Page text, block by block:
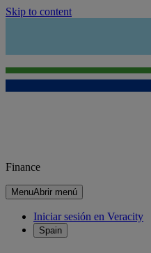
Skip to content
Finance
MenuAbrir menú
Iniciar sesión en Veracity
Spain